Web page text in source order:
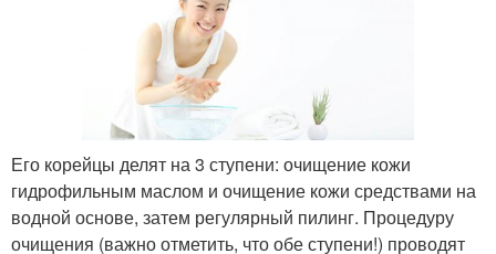
Его корейцы делят на 3 ступени: очищение кожи
гидрофильным маслом и очищение кожи средствами на
водной основе, затем регулярный пилинг. Процедуру
очищения (важно отметить, что обе ступени!) проводят